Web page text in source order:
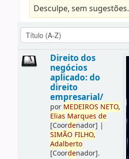
Desculpe, sem sugestões.
Direito dos
negócios
aplicado: do
direito
empresarial/
por MEDEIROS NETO,
Elias Marques de
[Coordenador] |
SIMÃO FILHO,
Adalberto
[Coordenador].